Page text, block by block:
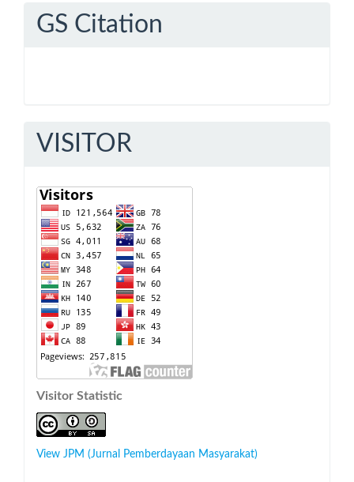
GS Citation
VISITOR
Visitor Statistic
View JPM (Jurnal Pemberdayaan Masyarakat)